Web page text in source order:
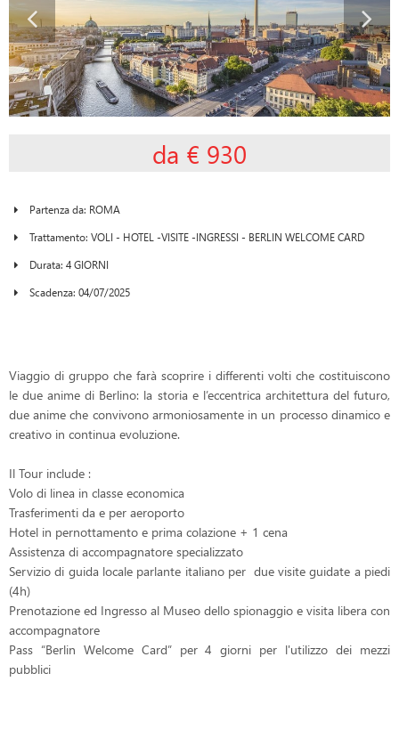
da € 930
Partenza da: ROMA
Trattamento: VOLI - HOTEL -VISITE -INGRESSI - BERLIN WELCOME CARD
Durata: 4 GIORNI
Scadenza: 04/07/2025
Viaggio di gruppo che farà scoprire i differenti volti che costituiscono
le due anime di Berlino: la storia e l’eccentrica architettura del futuro,
due anime che convivono armoniosamente in un processo dinamico e
creativo in continua evoluzione.
Il Tour include :
Volo di linea in classe economica
Trasferimenti da e per aeroporto
Hotel in pernottamento e prima colazione + 1 cena
Assistenza di accompagnatore specializzato
Servizio di guida locale parlante italiano per due visite guidate a piedi
(4h)
Prenotazione ed Ingresso al Museo dello spionaggio e visita libera con
accompagnatore
Pass “Berlin Welcome Card” per 4 giorni per l'utilizzo dei mezzi
pubblici